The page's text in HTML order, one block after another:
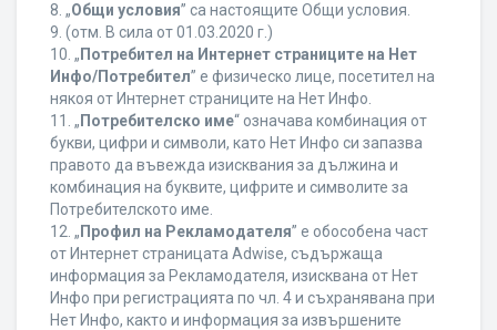
8. „Общи условия” са настоящите Общи условия.
9. (отм. В сила от 01.03.2020 г.)
10. „ Потребител на Интернет страниците на Нет
Инфо/Потребител” е физическо лице, посетител на
някоя от Интернет страниците на Нет Инфо.
11. „ Потребителско име“ означава комбинация от
букви, цифри и символи, като Нет Инфо си запазва
правото да въвежда изисквания за дължина и
комбинация на буквите, цифрите и символите за
Потребителското име.
12. „ Профил на Рекламодателя” е обособена част
от Интернет страницата Adwise, съдържаща
информация за Рекламодателя, изисквана от Нет
Инфо при регистрацията по чл. 4 и съхранявана при
Нет Инфо, както и информация за извършените